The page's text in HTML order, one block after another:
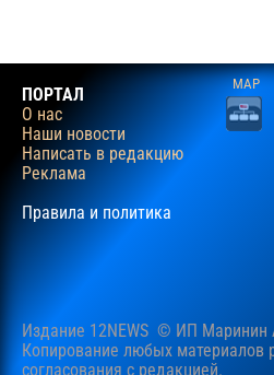
ПОРТАЛ
О нас
Наши новости
Написать в редакцию
Реклама
Правила и политика
MAP
Издание 12NEWS © ИП Маринин
Копирование любых материалов
согласования c редакцией.